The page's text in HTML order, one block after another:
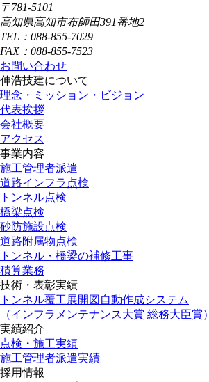
〒781-5101
高知県高知市布師田391番地2
TEL：088-855-7029
FAX：088-855-7523
お問い合わせ
伸浩技建について
理念・ミッション・ビジョン
代表挨拶
会社概要
アクセス
事業内容
施工管理者派遣
道路インフラ点検
トンネル点検
橋梁点検
砂防施設点検
道路附属物点検
トンネル・橋梁の補修工事
積算業務
技術・表彰実績
トンネル覆工展開図自動作成システム
（インフラメンテナンス大賞 総務大臣賞）
実績紹介
点検・施工実績
施工管理者派遣実績
採用情報